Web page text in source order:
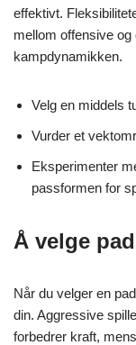
effektivt.
mellom offensive
kampdynamikken.
Velg en middels
Vurder et
Eksperimenter
passformen for
Å velge
Når du velger en
din. Aggressive
forbedrer kraft,